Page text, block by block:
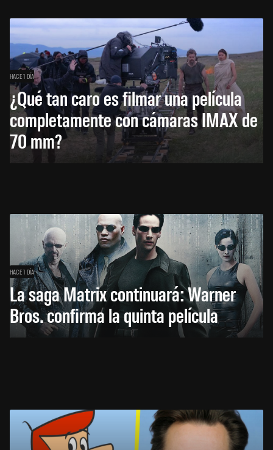
HACE 1 DÍA
¿Qué tan caro es filmar una película
completamente con cámaras IMAX de
70 mm?
HACE 1 DÍA
La saga Matrix continuará: Warner
Bros. confirma la quinta película